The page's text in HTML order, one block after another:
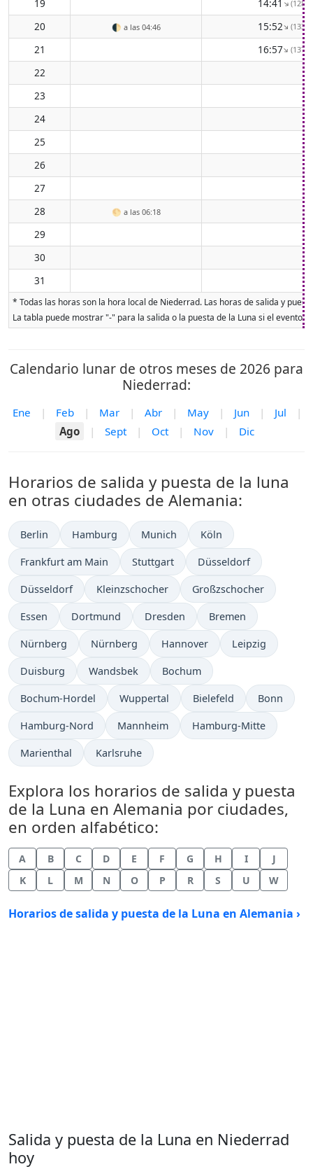
19 14:41 ↑(128°
20 🌓 a las 04:46 15:52↑(133°
21 16:57↑(137°
22
23
24
25
26
27
28
🌕 a las 06:18
29
30
31
* Todas las horas son la hora local de Niederrad. Las horas de salida y
La tabla puede mostrar "-" para la salida o la puesta de la Luna si el evento
Calendario lunar de otros meses de 2026 para
Niederrad:
Ene | Feb | Mar | Abr | May | Jun | Jul
|
Ago
| Sept | Oct | Nov | Dic
Horarios de salida y puesta de la luna
en otras ciudades de Alemania:
Berlin Hamburg Munich Köln
Frankfurt am Main Stuttgart Düsseldorf
Düsseldorf Kleinzschocher Großzschocher
Essen Dortmund Dresden Bremen
Nürnberg Nürnberg Hannover Leipzig
Duisburg Wandsbek Bochum
Bochum-Hordel Wuppertal Bielefeld Bonn
Hamburg-Nord Mannheim Hamburg-Mitte
Marienthal Karlsruhe
Explora los horarios de salida y puesta
de la Luna en Alemania por ciudades,
en orden alfabético:
A B C D E F G H I
J
K
L M N O P R S U W
Horarios de salida y puesta de la Luna en Alemania ›
Salida y puesta de la Luna en Niederrad
hoy